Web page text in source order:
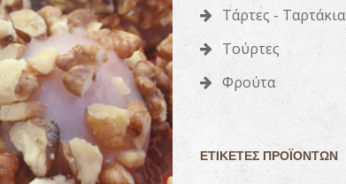
Τάρτες - Ταρτάκια
Τούρτες
Φρούτα
ΕΤΙΚΈΤΕΣ ΠΡΟΪΌΝΤΩΝ